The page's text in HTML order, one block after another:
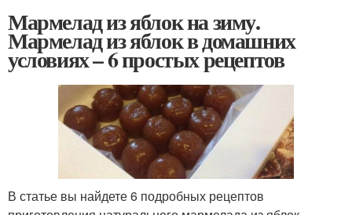
Мармелад из яблок на зиму.
Мармелад из яблок в домашних
условиях – 6 простых рецептов
В статье вы найдете 6 подробных рецептов